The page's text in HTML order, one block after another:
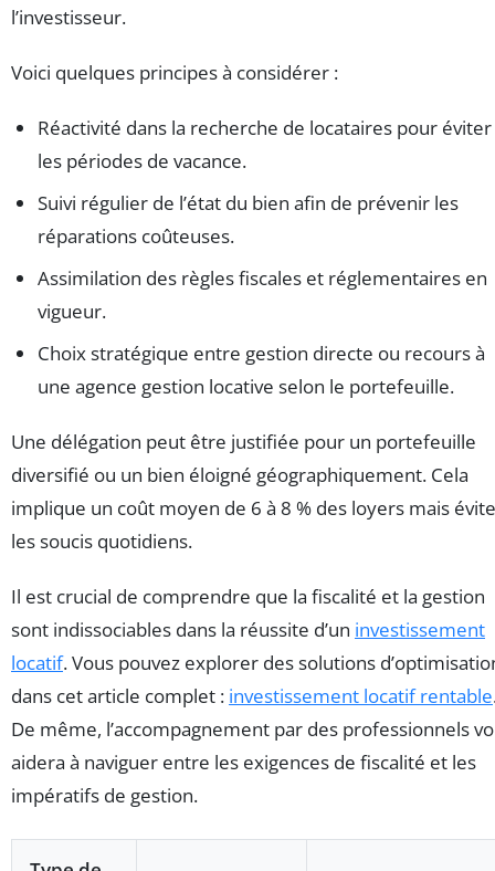
l’investisseur.
Voici quelques principes à considérer :
Réactivité dans la recherche de locataires pour éviter
les périodes de vacance.
Suivi régulier de l’état du bien afin de prévenir les
réparations coûteuses.
Assimilation des règles fiscales et réglementaires en
vigueur.
Choix stratégique entre gestion directe ou recours à
une agence gestion locative selon le portefeuille.
Une délégation peut être justifiée pour un portefeuille
diversifié ou un bien éloigné géographiquement. Cela
implique un coût moyen de 6 à 8 % des loyers mais évite
les soucis quotidiens.
Il est crucial de comprendre que la fiscalité et la gestion
sont indissociables dans la réussite d’un investissement
locatif. Vous pouvez explorer des solutions
dans cet article complet : investissement locatif rentable
De même, l’accompagnement par des professionnels
aidera à naviguer entre les exigences de fiscalité et les
impératifs de gestion.